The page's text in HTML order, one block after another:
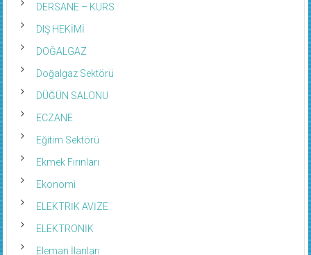
DERSANE – KURS
DIŞ HEKİMİ
DOĞALGAZ
Doğalgaz Sektörü
DÜĞÜN SALONU
ECZANE
Eğitim Sektörü
Ekmek Fırınları
Ekonomi
ELEKTRİK AVİZE
ELEKTRONİK
Eleman İlanları